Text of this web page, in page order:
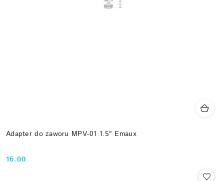
Adapter do zaworu MPV-01 1.5" Emaux
Cena:
16.00